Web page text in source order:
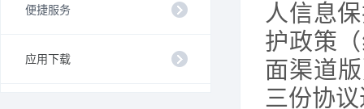
便捷服务
应用下载
人信息
护政策
面渠道
三份协议